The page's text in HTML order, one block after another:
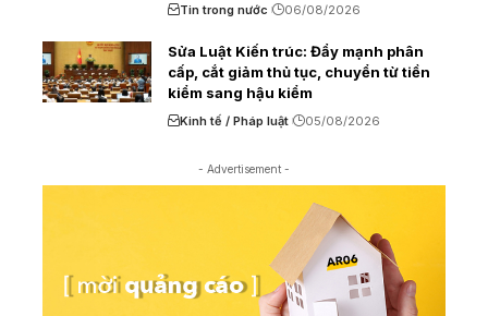
Tin trong nước 06/08/2026
Sửa Luật Kiến trúc: Đẩy mạnh phân
cấp, cắt giảm thủ tục, chuyển từ tiền
kiểm sang hậu kiểm
Kinh tế / Pháp luật 05/08/2026
- Advertisement -